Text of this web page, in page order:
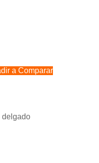
a Comparar
delgado